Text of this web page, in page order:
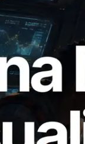
Block
化區塊生